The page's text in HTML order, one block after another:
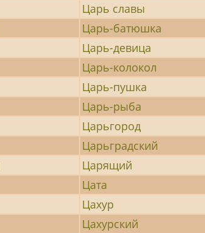
Царь славы
Царь-батюшка
Царь-девица
Царь-колокол
Царь-пушка
Царь-рыба
Царьгород
Царьградский
Царящий
Цата
Цахур
Цахурский